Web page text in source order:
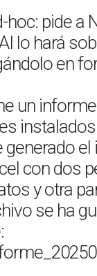
pide a
lo hará
en
un
generado
con dos
y otra
se ha